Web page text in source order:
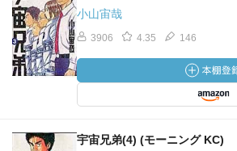
小山宙哉
3906 4.35 146
宇宙兄弟(4) (モーニング KC)